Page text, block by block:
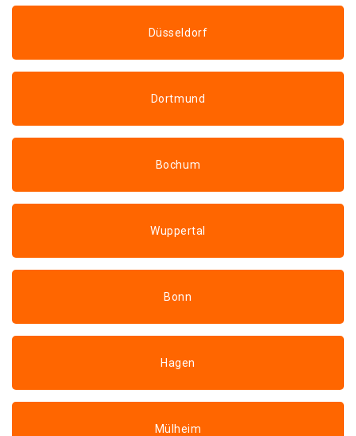
Düsseldorf
Dortmund
Bochum
Wuppertal
Bonn
Hagen
Mülheim